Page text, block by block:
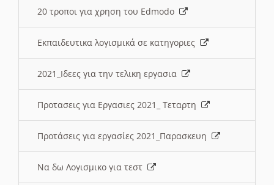
20 τροποι για χρηση του Edmodo
Εκπαιδευτικα λογισμικά σε κατηγοριες
2021_Ιδεες για την τελικη εργασια
Προτασεις για Εργασιες 2021_ Τεταρτη
Προτάσεις για εργασίες 2021_Παρασκευη
Να δω Λογισμικο για τεστ